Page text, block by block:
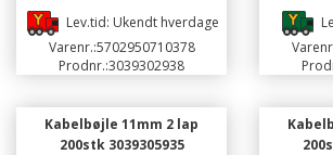
Lev.tid: Ukendt hverdage
Varenr.:5702950710378
Prodnr.:3039302938
Kabelbøjle 11mm 2 lap
200stk 3039305935